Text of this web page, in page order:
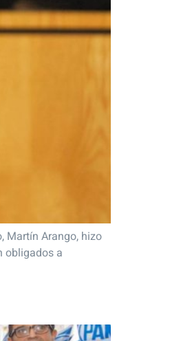
Martín Arango, hizo
obligados a